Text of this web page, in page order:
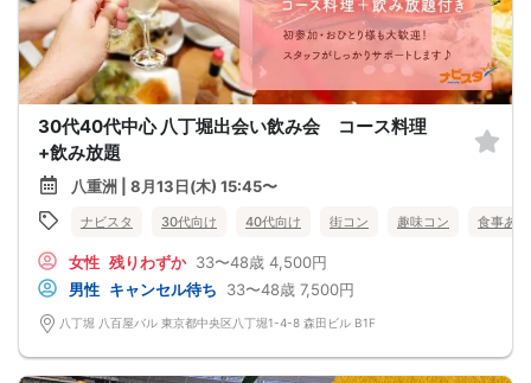
30代40代中心 八丁堀出会い飲み会 コース料理
+飲み放題
八重洲 | 8月13日(木) 15:45〜
ナビスタ 30代向け 40代向け 街コン 趣味コン 食事あり
女性 残りわずか 33〜48歳 4,500円
男性 キャンセル待ち 33〜48歳 7,500円
八丁堀 八百屋バル 東京都中央区八丁堀1-4-8 森田ビル B1F